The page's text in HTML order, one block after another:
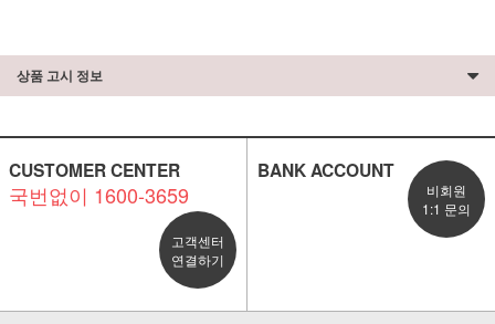
세요!
상품 고시 정보
CUSTOMER CENTER
국번없이 1600-3659
고객센터
연결하기
BANK ACCOUNT
비회원
1:1 문의